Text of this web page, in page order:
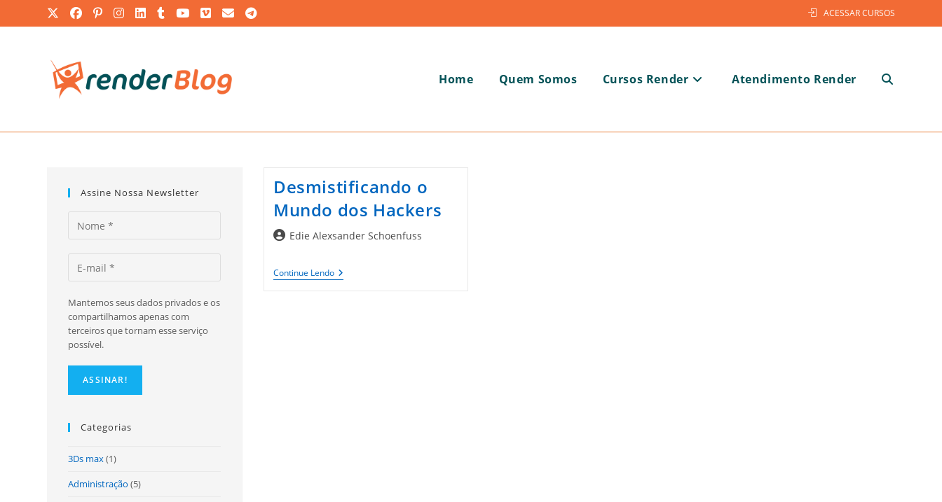
para
ACESSAR CURSOS
Home Quem Somos Cursos Render Atendimento Render Alternar
Desmistificando o
Mundo dos Hackers
AutorEdie Alexsander Schoenfuss
Continue LendoDesmistificando
O
Assine Nossa Newsletter
Mantemos seus dados privados e os
compartilhamos apenas com
terceiros que tornam esse serviço
possível.
Categorias
3Ds max(1)
Administração (5)